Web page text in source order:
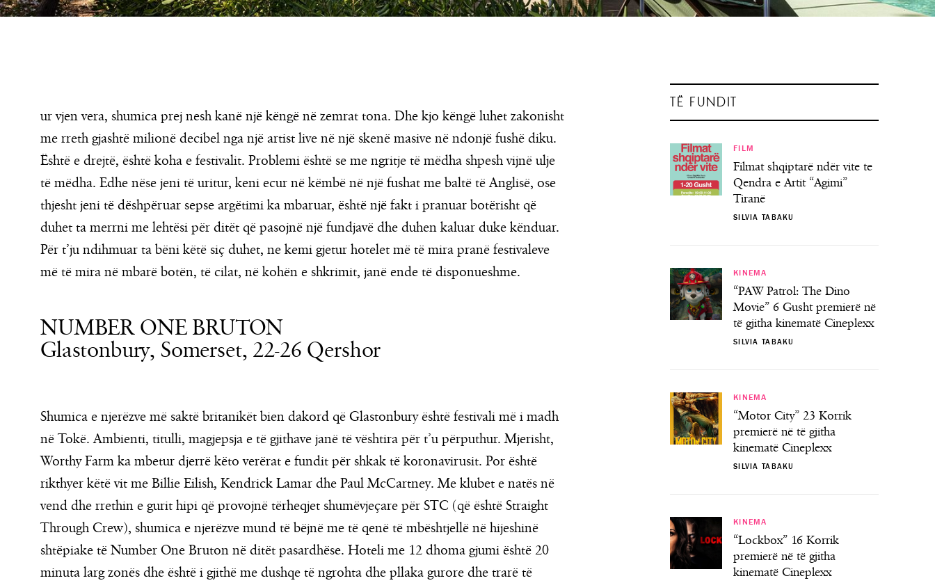
ur vjen vera, shumica prej nesh kanë një këngë në zemrat tona. Dhe kjo këngë luhet zakonisht
me rreth gjashtë milionë decibel nga një artist live në një skenë masive në ndonjë fushë diku.
Është e drejtë, është koha e festivalit. Problemi është se me ngritje të mëdha shpesh vijnë ulje
të mëdha. Edhe nëse jeni të uritur, keni ecur në këmbë në një fushat me baltë të Anglisë, ose
thjesht jeni të dëshpëruar sepse argëtimi ka mbaruar, është një fakt i pranuar botërisht që
duhet ta merrni me lehtësi për ditët që pasojnë një fundjavë dhe duhen kaluar duke kënduar.
Për t’ju ndihmuar ta bëni këtë siç duhet, ne kemi gjetur hotelet më të mira pranë festivaleve
më të mira në mbarë botën, të cilat, në kohën e shkrimit, janë ende të disponueshme.
NUMBER ONE BRUTON
Glastonbury, Somerset, 22-26 Qershor
Shumica e njerëzve më saktë britanikët bien dakord që Glastonbury është festivali më i madh
në Tokë. Ambienti, titulli, magjepsja e të gjithave janë të vështira për t’u përputhur. Mjerisht,
Worthy Farm ka mbetur djerrë këto verërat e fundit për shkak të koronavirusit. Por është
rikthyer këtë vit me Billie Eilish, Kendrick Lamar dhe Paul McCartney. Me klubet e natës në
vend dhe rrethin e gurit hipi që provojnë tërheqjet shumëvjeçare për STC (që është Straight
Through Crew), shumica e njerëzve mund të bëjnë me të qenë të mbështjellë në hijeshinë
shtëpiake të Number One Bruton në ditët pasardhëse. Hoteli me 12 dhoma gjumi është 20
minuta larg zonës dhe është i gjithë me dushqe të ngrohta dhe pllaka gurore dhe trarë të
TË FUNDIT
FILM
Filmat shqiptarë ndër vite te
Qendra e Artit “Agimi”
Tiranë
SILVIA TABAKU
KINEMA
“PAW Patrol: The Dino
Movie” 6 Gusht premierë në
të gjitha kinematë Cineplexx
SILVIA TABAKU
KINEMA
“Motor City” 23 Korrik
premierë në të gjitha
kinematë Cineplexx
SILVIA TABAKU
KINEMA
“Lockbox” 16 Korrik
premierë në të gjitha
kinematë Cineplexx